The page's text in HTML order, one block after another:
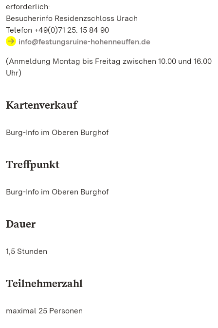
erforderlich:
Besucherinfo Residenzschloss Urach
Telefon +49(0)71 25. 15 84 90
info@festungsruine-hohenneuffen.de
(Anmeldung Montag bis Freitag zwischen 10.00 und 16.00
Uhr)
Kartenverkauf
Burg-Info im Oberen Burghof
Treffpunkt
Burg-Info im Oberen Burghof
Dauer
1,5 Stunden
Teilnehmerzahl
maximal 25 Personen